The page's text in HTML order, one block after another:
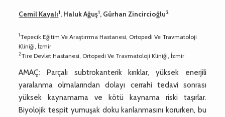
Cemil Kayalı1, Haluk Ağuş1, Gürhan Zincircioğlu2
1Tepecik Eğitim Ve Araştırrma Hastanesi, Ortopedi Ve Travmatoloji
Kliniği, İzmir
2Tire Devlet Hastanesi, Ortopedi Ve Travmatoloji Kliniği, İzmir
AMAÇ: Parçalı subtrokanterik kırıklar, yüksek enerjili
yaralanma olmalarından dolayı cerrahi tedavi sonrası
yüksek kaynamama ve kötü kaynama riski taşırlar.
Biyolojik tespit yumuşak doku kanlanmasını korurken, bu